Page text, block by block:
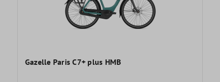
Gazelle Paris C7+ plus HMB